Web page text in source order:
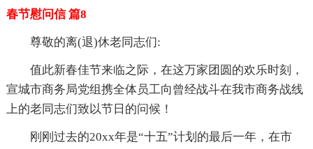
春节慰问信 篇8
尊敬的离(退)休老同志们:
值此新春佳节来临之际，在这万家团圆的欢乐时刻，
宣城市商务局党组携全体员工向曾经战斗在我市商务战线
上的老同志们致以节日的问候！
刚刚过去的20xx年是“十五”计划的最后一年，在市